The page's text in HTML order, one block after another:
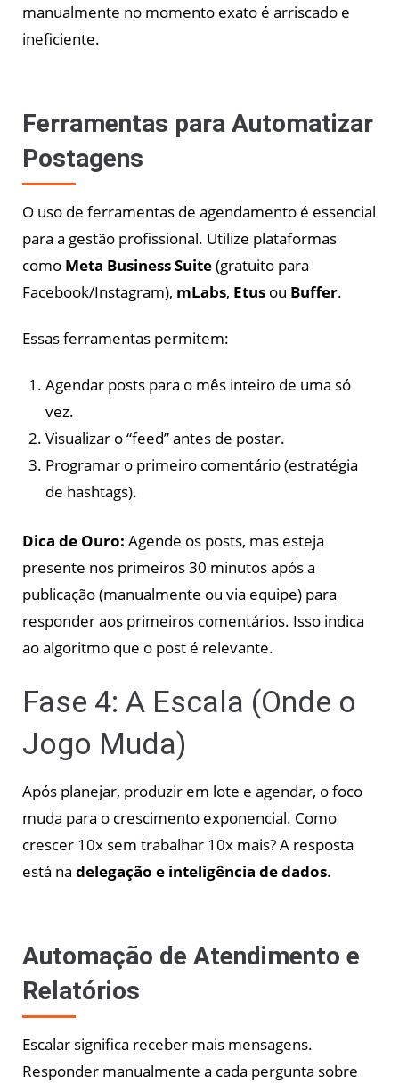
manualmente no momento exato é arriscado e
ineficiente.
Ferramentas para Automatizar
Postagens
O uso de ferramentas de agendamento é essencial
para a gestão profissional. Utilize plataformas
como Meta Business Suite(gratuito para
Facebook/Instagram), mLabs, Etus ou Buffer.
Essas ferramentas permitem:
Agendar posts para o mês inteiro de uma só
vez.
Visualizar o “feed” antes de postar.
Programar o primeiro comentário (estratégia
de hashtags).
Dica de Ouro: Agende os posts, mas esteja
presente nos primeiros 30 minutos após a
publicação (manualmente ou via equipe) para
responder aos primeiros comentários. Isso indica
ao algoritmo que o post é relevante.
Fase 4: A Escala (Onde o
Jogo Muda)
Após planejar, produzir em lote e agendar, o foco
muda para o crescimento exponencial. Como
crescer 10x sem trabalhar 10x mais? A resposta
está na delegação e inteligência de dados.
Automação de Atendimento e
Relatórios
Escalar significa receber mais mensagens.
Responder manualmente a cada pergunta sobre